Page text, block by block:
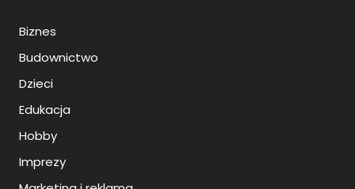
Biznes
Budownictwo
Dzieci
Edukacja
Hobby
Imprezy